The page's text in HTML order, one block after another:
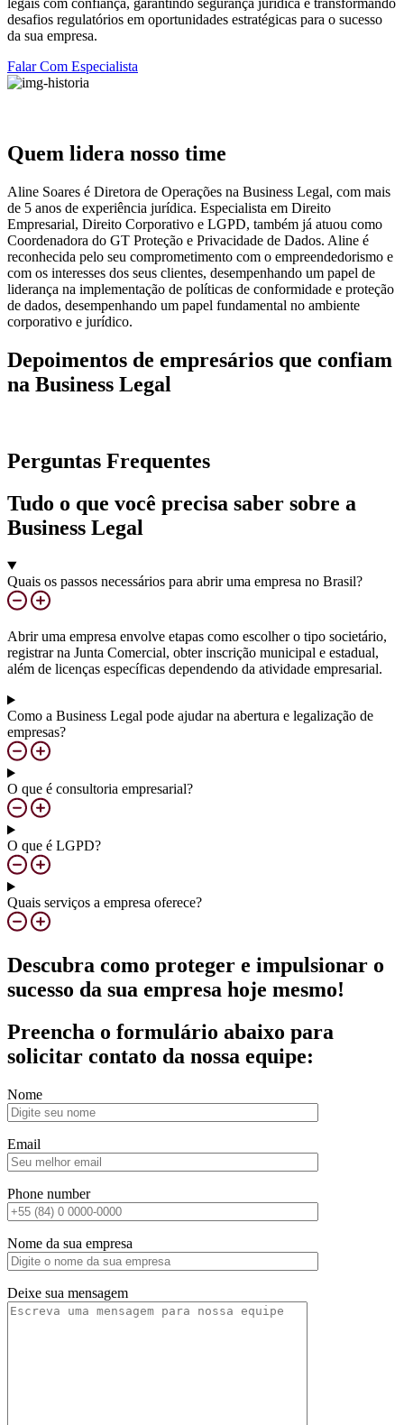
legais com confiança, garantindo segurança jurídica e transformando
desafios regulatórios em oportunidades estratégicas para o sucesso
da sua empresa.
Falar Com Especialista
Quem lidera nosso time
Aline Soares é Diretora de Operações na Business Legal, com mais
de 5 anos de experiência jurídica. Especialista em Direito
Empresarial, Direito Corporativo e LGPD, também já atuou como
Coordenadora do GT Proteção e Privacidade de Dados. Aline é
reconhecida pelo seu comprometimento com o empreendedorismo e
com os interesses dos seus clientes, desempenhando um papel de
liderança na implementação de políticas de conformidade e proteção
de dados, desempenhando um papel fundamental no ambiente
corporativo e jurídico.
Depoimentos de empresários que confiam
na Business Legal
Perguntas Frequentes
Tudo o que você precisa saber sobre a
Business Legal
Quais os passos necessários para abrir uma empresa no Brasil?
Abrir uma empresa envolve etapas como escolher o tipo societário,
registrar na Junta Comercial, obter inscrição municipal e estadual,
além de licenças específicas dependendo da atividade empresarial.
Como a Business Legal pode ajudar na abertura e legalização de
empresas?
O que é consultoria empresarial?
O que é LGPD?
Quais serviços a empresa oferece?
Descubra como proteger e impulsionar o
sucesso da sua empresa hoje mesmo!
Preencha o formulário abaixo para
solicitar contato da nossa equipe:
Nome
Email
Phone number
Nome da sua empresa
Deixe sua mensagem